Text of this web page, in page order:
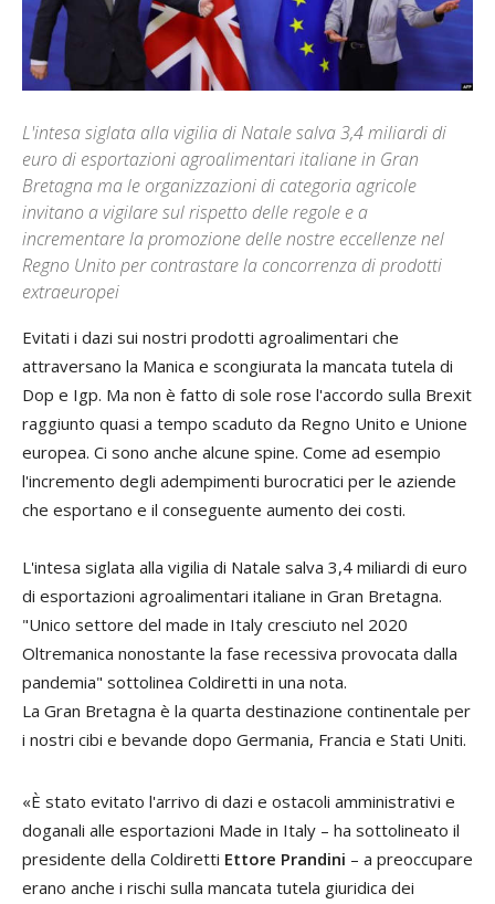
L'intesa siglata alla vigilia di Natale salva 3,4 miliardi di
euro di esportazioni agroalimentari italiane in Gran
Bretagna ma le organizzazioni di categoria agricole
invitano a vigilare sul rispetto delle regole e a
incrementare la promozione delle nostre eccellenze nel
Regno Unito per contrastare la concorrenza di prodotti
extraeuropei
Evitati i dazi sui nostri prodotti agroalimentari che
attraversano la Manica e scongiurata la mancata tutela di
Dop e Igp. Ma non è fatto di sole rose l'accordo sulla Brexit
raggiunto quasi a tempo scaduto da Regno Unito e Unione
europea. Ci sono anche alcune spine. Come ad esempio
l'incremento degli adempimenti burocratici per le aziende
che esportano e il conseguente aumento dei costi.
L'intesa siglata alla vigilia di Natale salva 3,4 miliardi di euro
di esportazioni agroalimentari italiane in Gran Bretagna.
"Unico settore del made in Italy cresciuto nel 2020
Oltremanica nonostante la fase recessiva provocata dalla
pandemia" sottolinea Coldiretti in una nota.
La Gran Bretagna è la quarta destinazione continentale per
i nostri cibi e bevande dopo Germania, Francia e Stati Uniti.
«È stato evitato l'arrivo di dazi e ostacoli amministrativi e
doganali alle esportazioni Made in Italy – ha sottolineato il
presidente della Coldiretti Ettore Prandini – a preoccupare
erano anche i rischi sulla mancata tutela giuridica dei